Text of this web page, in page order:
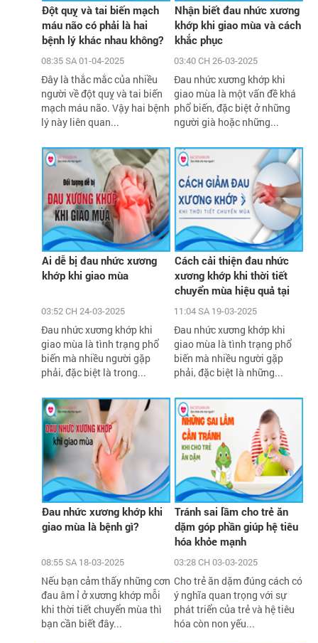
Đột quỵ và tai biến mạch
máu não có phải là hai
bệnh lý khác nhau không?
08:35 SA 01-04-2025
Đây là thắc mắc của nhiều
người về đột quỵ và tai biến
mạch máu não. Vậy hai bệnh
lý này liên quan...
Nhận biết đau nhức xương
khớp khi giao mùa và cách
khắc phục
03:40 CH 26-03-2025
Đau nhức xương khớp khi
giao mùa là một vấn đề khá
phổ biến, đặc biệt ở những
người già hoặc những...
Ai dễ bị đau nhức xương
khớp khi giao mùa
03:52 CH 24-03-2025
Đau nhức xương khớp khi
giao mùa là tình trạng phổ
biến mà nhiều người gặp
phải, đặc biệt là trong...
Cách cải thiện đau nhức
xương khớp khi thời tiết
chuyển mùa hiệu quả tại
nhà
11:04 SA 19-03-2025
Đau nhức xương khớp khi
giao mùa là tình trạng phổ
biến mà nhiều người gặp
phải, đặc biệt là những...
Đau nhức xương khớp khi
giao mùa là bệnh gì?
08:55 SA 18-03-2025
Nếu bạn cảm thấy những cơn
đau âm ỉ ở xương khớp mỗi
khi thời tiết chuyển mùa thì
bạn cần biết đây...
Tránh sai lầm cho trẻ ăn
dặm góp phần giúp hệ tiêu
hóa khỏe mạnh
03:28 CH 03-03-2025
Cho trẻ ăn dặm đúng cách có
ý nghĩa quan trọng với sự
phát triển của trẻ và hệ tiêu
hóa còn non yếu...